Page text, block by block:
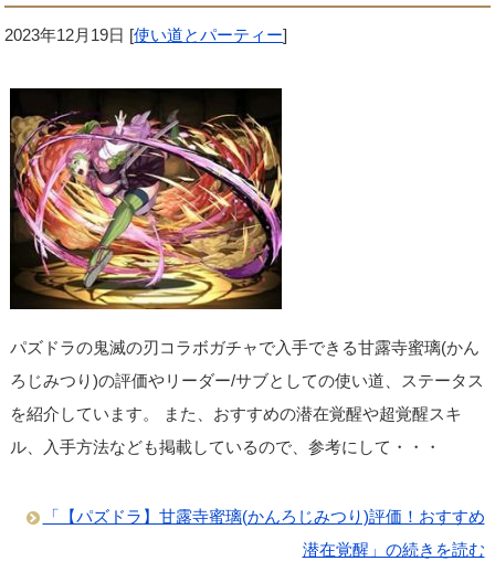
2023年12月19日 [使い道とパーティー]
パズドラの鬼滅の刃コラボガチャで入手できる甘露寺蜜璃(かん
ろじみつり)の評価やリーダー/サブとしての使い道、ステータス
を紹介しています。 また、おすすめの潜在覚醒や超覚醒スキ
ル、入手方法なども掲載しているので、参考にして・・・
「【パズドラ】甘露寺蜜璃(かんろじみつり)評価！おすすめ
潜在覚醒」の続きを読む